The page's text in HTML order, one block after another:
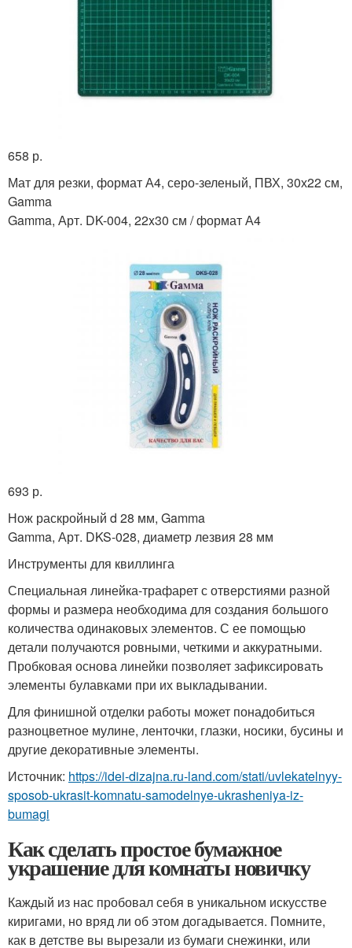
658 р.
Мат для резки, формат А4, серо-зеленый, ПВХ, 30х22 см,
Gamma
Gamma, Арт. DK-004, 22x30 см / формат А4
693 р.
Нож раскройный d 28 мм, Gamma
Gamma, Арт. DKS-028, диаметр лезвия 28 мм
Инструменты для квиллинга
Специальная линейка-трафарет с отверстиями разной
формы и размера необходима для создания большого
количества одинаковых элементов. С ее помощью
детали получаются ровными, четкими и аккуратными.
Пробковая основа линейки позволяет зафиксировать
элементы булавками при их выкладывании.
Для финишной отделки работы может понадобиться
разноцветное мулине, ленточки, глазки, носики, бусины и
другие декоративные элементы.
Источник: https://idei-dizajna.ru-land.com/stati/uvlekatelnyy-
sposob-ukrasit-komnatu-samodelnye-ukrasheniya-iz-
bumagi
Как сделать простое бумажное
украшение для комнаты новичку
Каждый из нас пробовал себя в уникальном искусстве
киригами, но вряд ли об этом догадывается. Помните,
как в детстве вы вырезали из бумаги снежинки, или